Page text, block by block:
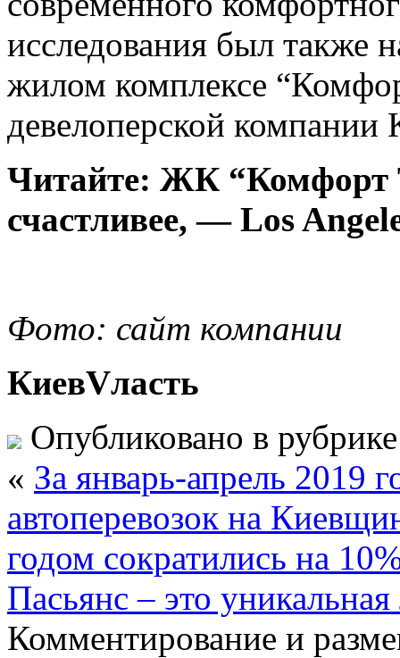
исследования был также
жилом комплексе
девелоперской компании
Читайте: ЖК “Комфорт
счастливее, — Los
Фото: сайт компании
КиевVласть
Опубликовано в
« За январь-апрель 2019
автоперевозок на
годом сократились на
Пасьянс – это
Комментирование и